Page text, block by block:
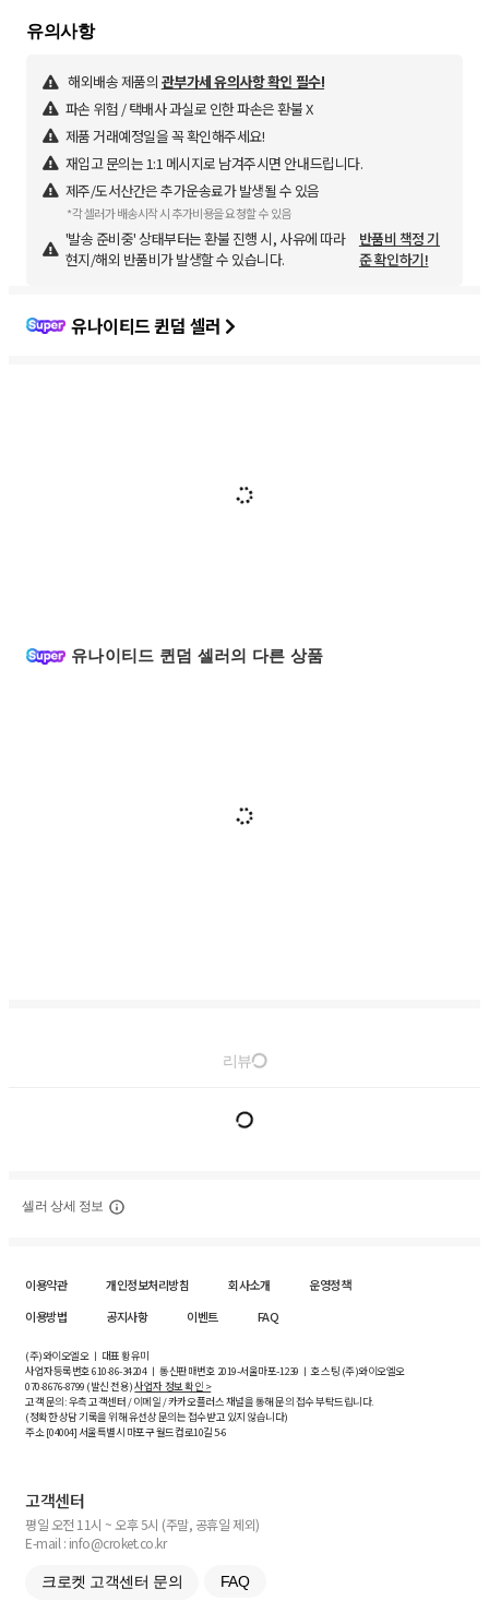
유의사항
해외배송 제품의 관부가세 유의사항 확인 필수!
파손 위험 / 택배사 과실로 인한 파손은 환불 X
제품 거래예정일을 꼭 확인해주세요!
재입고 문의는 1:1 메시지로 남겨주시면 안내드립니다.
제주/도서산간은 추가운송료가 발생될 수 있음
*각 셀러가 배송시작 시 추가비용을 요청할 수 있음
'발송 준비중' 상태부터는 환불 진행 시, 사유에 따라
현지/해외 반품비가 발생할 수 있습니다.
반품비 책정 기
준 확인하기!
유나이티드 퀸덤 셀러
유나이티드 퀸덤 셀러의 다른 상품
리뷰
셀러 상세 정보
이용약관 개인정보처리방침 회사소개
운영정책
이용방법
공지사항 이벤트 FAQ
(주)와이오엘오 ㅣ 대표 황유미
사업자등록번호610-86-34204ㅣ 통신판매번호 2019-서울마포-1239 ㅣ 호스팅 (주)와이오엘오
070-8676-8799 (발신 전용)사업자 정보 확인 >
고객 문의: 우측 고객센터 / 이메일 / 카카오플러스 채널을 통해 문의 접수 부탁드립니다.
(정확한 상담 기록을 위해 유선상 문의는 접수받고 있지 않습니다)
주소 [04004] 서울특별시 마포구 월드컵로10길5-6
고객센터
평일 오전 11시 ~ 오후 5시 (주말, 공휴일 제외)
E-mail : info@croket.co.kr
크로켓 고객센터 문의 FAQ